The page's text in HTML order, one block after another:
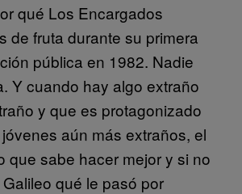
qué Los Encargados
de fruta durante su primera
pública en 1982. Nadie
Y cuando hay algo extraño
y que es protagonizado
aún más extraños, el
que sabe hacer mejor y si no
qué le pasó por